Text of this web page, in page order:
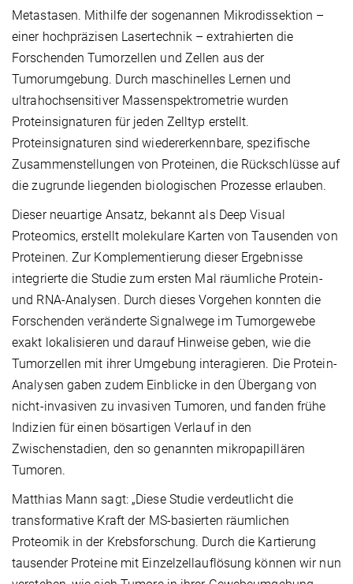
Metastasen. Mithilfe der sogenannen Mikrodissektion –
einer hochpräzisen Lasertechnik – extrahierten die
Forschenden Tumorzellen und Zellen aus der
Tumorumgebung. Durch maschinelles Lernen und
ultrahochsensitiver Massenspektrometrie wurden
Proteinsignaturen für jeden Zelltyp erstellt.
Proteinsignaturen sind wiedererkennbare, spezifische
Zusammenstellungen von Proteinen, die Rückschlüsse auf
die zugrunde liegenden biologischen Prozesse erlauben.
Dieser neuartige Ansatz, bekannt als Deep Visual
Proteomics, erstellt molekulare Karten von Tausenden von
Proteinen. Zur Komplementierung dieser Ergebnisse
integrierte die Studie zum ersten Mal räumliche Protein-
und RNA-Analysen. Durch dieses Vorgehen konnten die
Forschenden veränderte Signalwege im Tumorgewebe
exakt lokalisieren und darauf Hinweise geben, wie die
Tumorzellen mit ihrer Umgebung interagieren. Die Protein-
Analysen gaben zudem Einblicke in den Übergang von
nicht-invasiven zu invasiven Tumoren, und fanden frühe
Indizien für einen bösartigen Verlauf in den
Zwischenstadien, den so genannten mikropapillären
Tumoren.
Matthias Mann sagt: „Diese Studie verdeutlicht die
transformative Kraft der MS-basierten räumlichen
Proteomik in der Krebsforschung. Durch die Kartierung
tausender Proteine mit Einzelzellauflösung können wir nun